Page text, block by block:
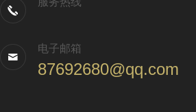
电子邮箱
87692680@qq.com